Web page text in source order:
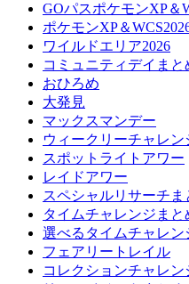
GOパスポケモンXP＆
ポケモンXP＆
ワイルドエリア2026
コミュニティデイまと
おひろめ
大発見
マックスマンデー
ウィークリーチャレン
スポットライトアワー
レイドアワー
スペシャルリサーチま
タイムチャレンジまと
選べるタイムチャレン
フェアリートレイル
コレクションチャレン